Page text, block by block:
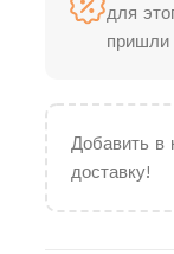
для
пришли
Добавить в
доставку!